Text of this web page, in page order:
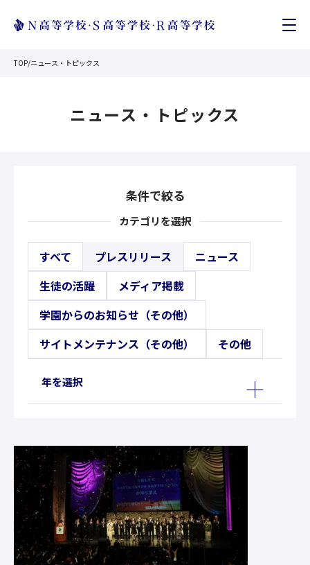
TOP/ニュース・トピックス
ニュース・トピックス
条件で絞る
カテゴリを選択
すべて プレスリリース
ニュース
生徒の活躍
メディア掲載
学園からのお知らせ（その他）
サイトメンテナンス（その他）
その他
年を選択